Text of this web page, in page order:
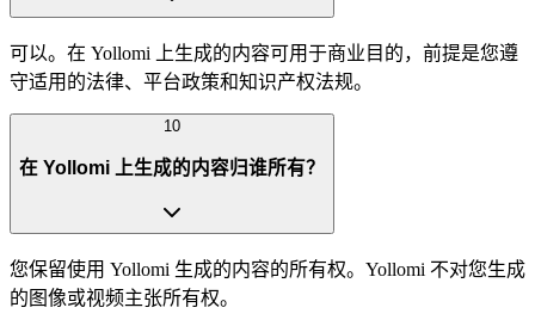
可以。在 Yollomi 上生成的内容可用于商业目的，前提是您遵
守适用的法律、平台政策和知识产权法规。
10
在 Yollomi 上生成的内容归谁所有？
您保留使用 Yollomi 生成的内容的所有权。Yollomi 不对您生成
的图像或视频主张所有权。